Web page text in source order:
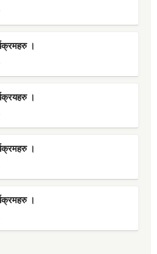
।
।
।
।